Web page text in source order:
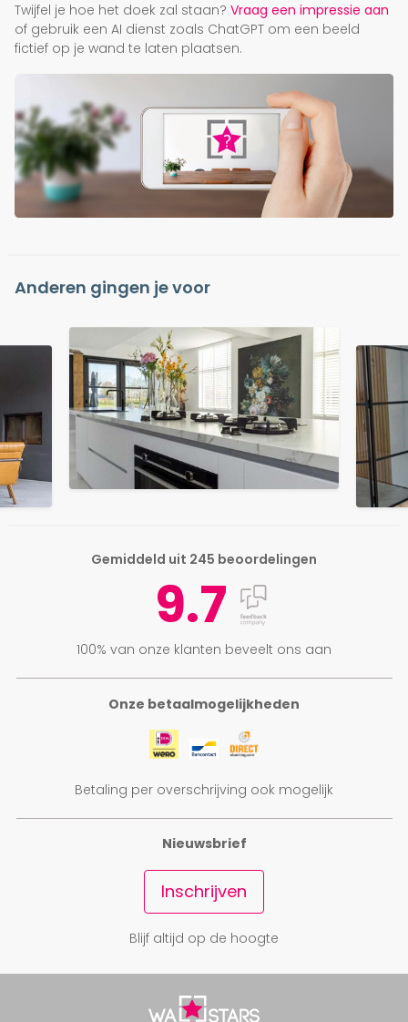
Twijfel je hoe het doek zal staan? Vraag een impressie aan
of gebruik een AI dienst zoals ChatGPT om een beeld
fictief op je wand te laten plaatsen.
Anderen gingen je voor
Onze betaalmogelijkheden
Betaling per overschrijving ook mogelijk
Gemiddeld uit 245 beoordelingen
9.7
100% van onze klanten beveelt ons aan
Nieuwsbrief
Inschrijven
Blijf altijd op de hoogte